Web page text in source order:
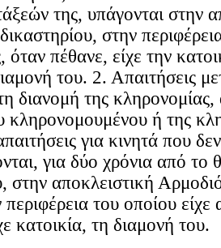
της, υπάγονται στην
στην
πέθανε, είχε την
του. 2. Απαιτήσεις
διανομή της κληρονομίας,
κληρονομουμένου ή της
για κινητά που
για δύο χρόνια από το
στην αποκλειστική
του οποίου είχε
κατοικία, τη διαμονή του.